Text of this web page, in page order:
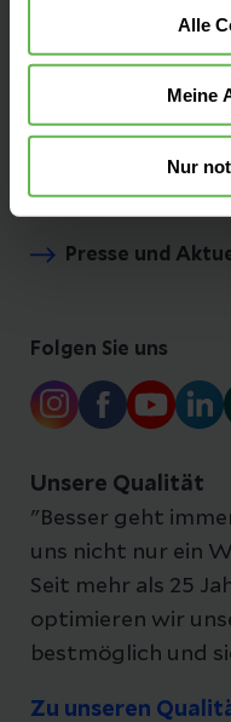
Alle
Meine
Nur
Presse und
Folgen Sie uns
Unsere Qualität
"Besser geht
uns nicht nur ein
Seit mehr als 25
optimieren wir
bestmöglich und
Zu unseren